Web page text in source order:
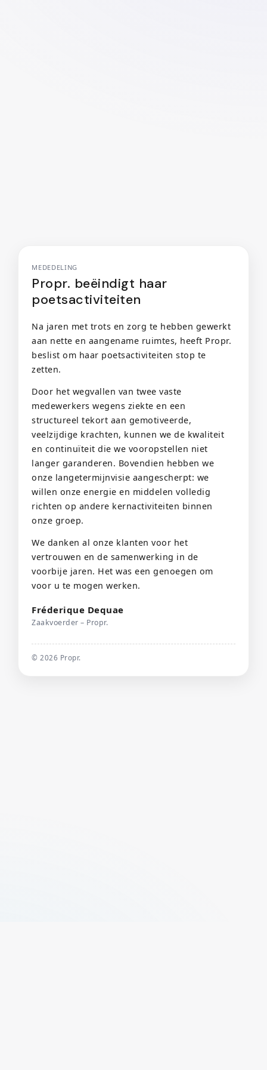
MEDEDELING
Propr. beëindigt haar
poetsactiviteiten
Na jaren met trots en zorg te hebben gewerkt
aan nette en aangename ruimtes, heeft Propr.
beslist om haar poetsactiviteiten stop te
zetten.
Door het wegvallen van twee vaste
medewerkers wegens ziekte en een
structureel tekort aan gemotiveerde,
veelzijdige krachten, kunnen we de kwaliteit
en continuïteit die we vooropstellen niet
langer garanderen. Bovendien hebben we
onze langetermijnvisie aangescherpt: we
willen onze energie en middelen volledig
richten op andere kernactiviteiten binnen
onze groep.
We danken al onze klanten voor het
vertrouwen en de samenwerking in de
voorbije jaren. Het was een genoegen om
voor u te mogen werken.
Fréderique Dequae
Zaakvoerder – Propr.
© 2026 Propr.